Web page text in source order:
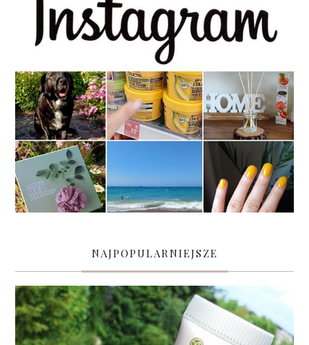
NAJPOPULARNIEJSZE